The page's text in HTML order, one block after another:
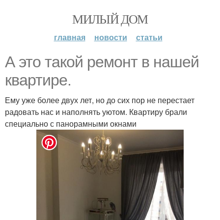
МИЛЫЙ ДОМ
главная новости статьи
А это такой ремонт в нашей
квартире.
Ему уже более двух лет, но до сих пор не перестает
радовать нас и наполнять уютом. Квартиру брали
специально с панорамными окнами